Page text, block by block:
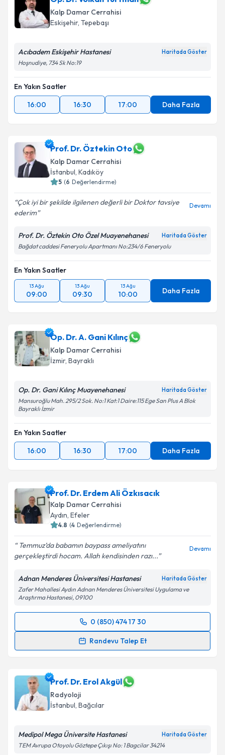
Kalp Damar Cerrahisi
Eskişehir, Tepebaşı
Acıbadem Eskişehir Hastanesi Haritada Göster
Hoşnudiye, 734 Sk No:19
En Yakın Saatler
16:00
16:30 17:00 Daha Fazla
Prof. Dr. Öztekin Oto
Kalp Damar Cerrahisi
İstanbul, Kadıköy
5 (6 Değerlendirme)
Çok iyi bir şekilde ilgilenen değerli bir Doktor tavsiye
ederim
Devamı
Prof. Dr. Öztekin Oto Özel Muayenehanesi Haritada Göster
Bağdat caddesi Feneryolu Apartmanı No:234/6 Feneryolu
En Yakın Saatler
13 Ağu
09:00
13 Ağu
09:30
13 Ağu
10:00 Daha Fazla
Op. Dr. A. Gani Kılınç
Kalp Damar Cerrahisi
İzmir, Bayraklı
Op. Dr. Gani Kılınç Muayenehanesi Haritada Göster
Mansuroğlu Mah. 295/2 Sok. No:1 Kat:1 Daire:115 Ege San Plus A Blok
Bayraklı İzmir
En Yakın Saatler
16:00
16:30 17:00 Daha Fazla
Prof. Dr. Erdem Ali Özkısacık
Kalp Damar Cerrahisi
Aydın, Efeler
4.8 (4 Değerlendirme)
Temmuz’da babamın baypass ameliyatını
gerçekleştirdi hocam. Allah kendisinden razı...
Devamı
Adnan Menderes Üniversitesi Hastanesi Haritada Göster
Zafer Mahallesi Aydın Adnan Menderes Üniversitesi Uygulama ve
Araştırma Hastanesi, 09100
0 (850) 474 17 30
Randevu Talep Et
Randevu Takvimi Talebi
için bir takvim hazırlandığında e-posta ile
bilgilendireceğiz.
E-posta Adresiniz
Prof. Dr. Erol Akgül
Radyoloji
İstanbul, Bağcılar
Medipol Mega Üniversite Hastanesi Haritada Göster
TEM Avrupa Otoyolu Göztepe Çıkışı No: 1 Bagcilar 34214